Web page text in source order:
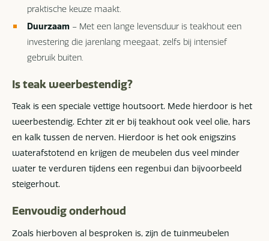
praktische keuze maakt.
Duurzaam – Met een lange levensduur is teakhout een
investering die jarenlang meegaat, zelfs bij intensief
gebruik buiten.
Is teak weerbestendig?
Teak is een speciale vettige houtsoort. Mede hierdoor is het
weerbestendig. Echter zit er bij teakhout ook veel olie, hars
en kalk tussen de nerven. Hierdoor is het ook enigszins
waterafstotend en krijgen de meubelen dus veel minder
water te verduren tijdens een regenbui dan bijvoorbeeld
steigerhout.
Eenvoudig onderhoud
Zoals hierboven al besproken is, zijn de tuinmeubelen